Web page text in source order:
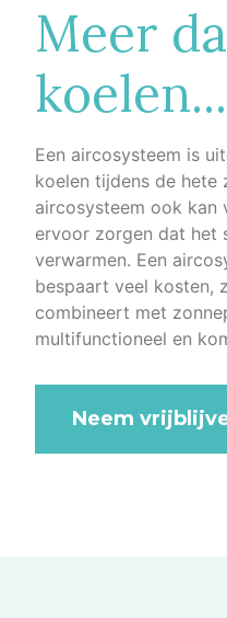
Meer
koelen...
Een aircosysteem is
koelen tijdens de hete
aircosysteem ook kan
ervoor zorgen dat het
verwarmen. Een
bespaart veel kosten,
combineert met
multifunctioneel en
Neem